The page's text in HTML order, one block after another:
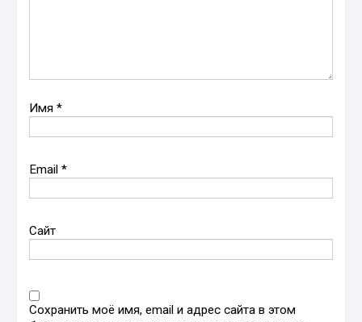
Имя*
Email*
Сайт
Сохранить моё имя, email и адрес сайта в этом